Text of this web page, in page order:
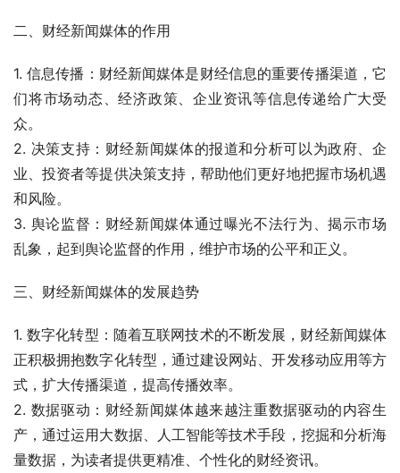
二、财经新闻媒体的作用
1. 信息传播：财经新闻媒体是财经信息的重要传播渠道，它
们将市场动态、经济政策、企业资讯等信息传递给广大受
众。
2. 决策支持：财经新闻媒体的报道和分析可以为政府、企
业、投资者等提供决策支持，帮助他们更好地把握市场机遇
和风险。
3. 舆论监督：财经新闻媒体通过曝光不法行为、揭示市场
乱象，起到舆论监督的作用，维护市场的公平和正义。
三、财经新闻媒体的发展趋势
1. 数字化转型：随着互联网技术的不断发展，财经新闻媒体
正积极拥抱数字化转型，通过建设网站、开发移动应用等方
式，扩大传播渠道，提高传播效率。
2. 数据驱动：财经新闻媒体越来越注重数据驱动的内容生
产，通过运用大数据、人工智能等技术手段，挖掘和分析海
量数据，为读者提供更精准、个性化的财经资讯。